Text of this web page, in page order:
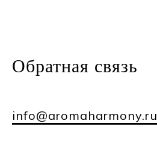
Обратная связь
info@aromaharmony.ru